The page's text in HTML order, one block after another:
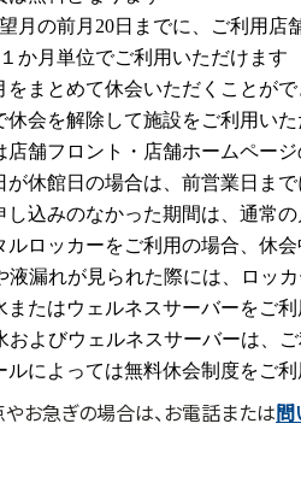
月の前月20日までに、ご利用店
か月単位でご利用いただけます
まとめて休会いただくことがで
会を解除して施設をご利用い
店舗フロント・店舗ホームペー
休館日の場合は、前営業日ま
込みのなかった期間は、通常
ロッカーをご利用の場合、休
液漏れが見られた際には、ロッ
またはウェルネスサーバーをご
よびウェルネスサーバーは、
ルによっては無料休会制度をご
お急ぎの場合は、お電話または問